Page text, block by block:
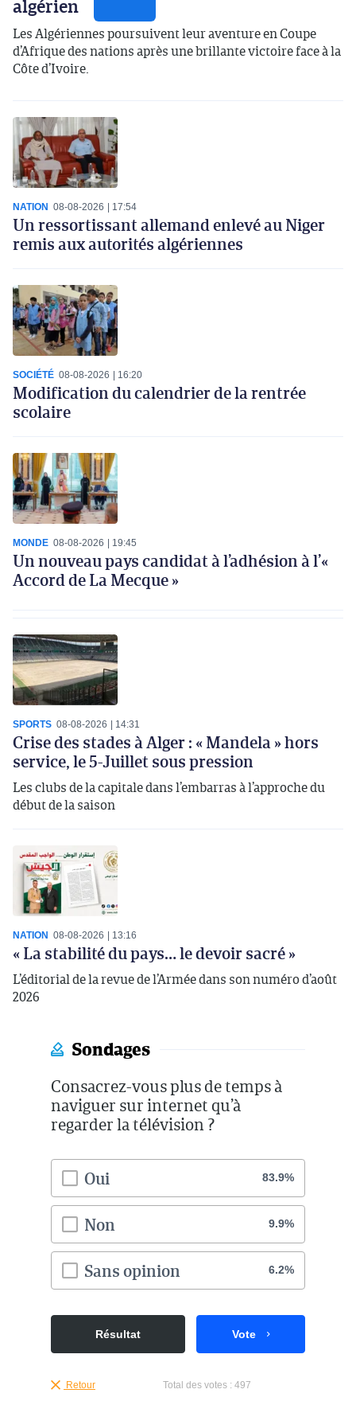
algérien
Les Algériennes poursuivent leur aventure en Coupe
d’Afrique des nations après une brillante victoire face à la
Côte d’Ivoire.
NATION 08-08-2026 17:54
Un ressortissant allemand enlevé au Niger
remis aux autorités algériennes
SOCIÉTÉ 08-08-2026 16:20
Modification du calendrier de la rentrée
scolaire
MONDE 08-08-2026 19:45
Un nouveau pays candidat à l’adhésion à l’«
Accord de La Mecque »
SPORTS 08-08-2026 14:31
Crise des stades à Alger : « Mandela » hors
service, le 5-Juillet sous pression
Les clubs de la capitale dans l’embarras à l’approche du
début de la saison
NATION 08-08-2026 13:16
« La stabilité du pays… le devoir sacré »
L’éditorial de la revue de l’Armée dans son numéro d’août
2026
Sondages
Consacrez-vous plus de temps à
naviguer sur internet qu’à
regarder la télévision ?
Oui 83.9%
Non 9.9%
Sans opinion 6.2%
Résultat Vote
Retour Total des votes : 497